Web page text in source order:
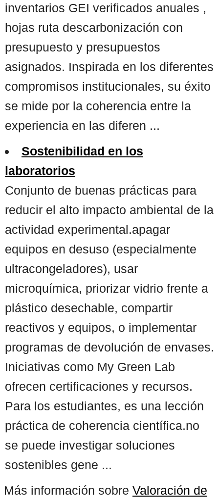
inventarios GEI verificados anuales ,
hojas ruta descarbonización con
presupuesto y presupuestos
asignados. Inspirada en los diferentes
compromisos institucionales, su éxito
se mide por la coherencia entre la
experiencia en las diferen ...
Sostenibilidad en los
laboratorios
Conjunto de buenas prácticas para
reducir el alto impacto ambiental de la
actividad experimental.apagar
equipos en desuso (especialmente
ultracongeladores), usar
microquímica, priorizar vidrio frente a
plástico desechable, compartir
reactivos y equipos, o implementar
programas de devolución de envases.
Iniciativas como My Green Lab
ofrecen certificaciones y recursos.
Para los estudiantes, es una lección
práctica de coherencia científica.no
se puede investigar soluciones
sostenibles gene ...
Más información sobre Valoración de